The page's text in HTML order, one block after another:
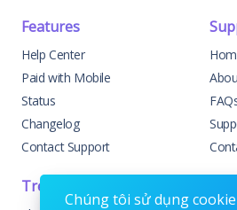
Features
Help Center
Paid with Mobile
Status
Changelog
Contact Support
Trending
Chúng tôi sử dụng